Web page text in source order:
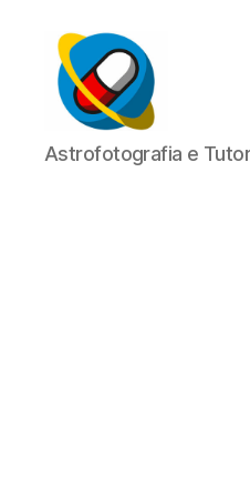
AstroPills
Astrofotografia e